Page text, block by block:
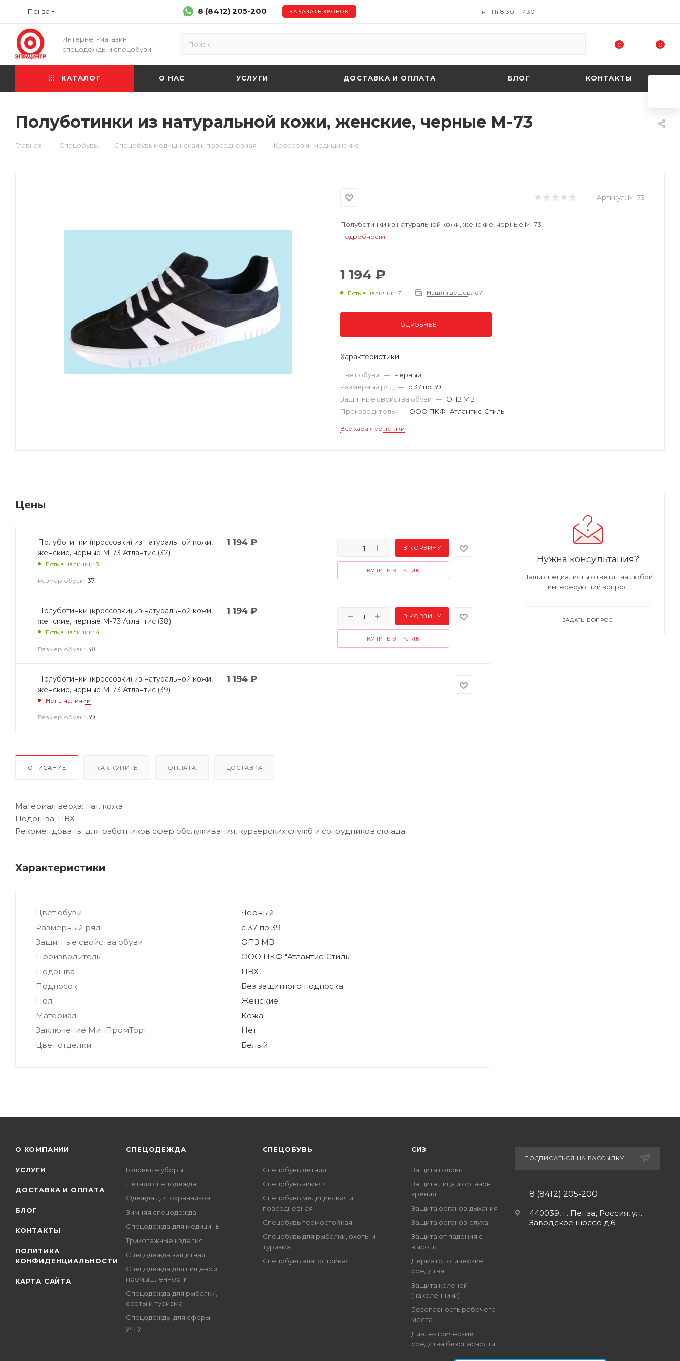
Пенза 8 (8412) 205-200 ЗАКАЗАТЬ ЗВОНОК Пн – Пт 8:30 - 17:30
Интернет-магазин
спецодежды и спецобуви
0 0
КАТАЛОГ О НАС УСЛУГИ ДОСТАВКА И ОПЛАТА БЛОГ КОНТАКТЫ
Полуботинки из натуральной кожи, женские, черные М-73
Главная — Спецобувь — Спецобувь медицинская и повседневная — Кроссовки медицинские
Артикул: М-73
Полуботинки из натуральной кожи, женские, черные М-73
Подробности
1 194 ₽
Есть в наличии: 7 Нашли дешевле?
ПОДРОБНЕЕ
Характеристики
Цвет обуви — Черный
Размерный ряд — с 37 по 39
Защитные свойства обуви — ОПЗ МВ
Производитель — ООО ПКФ "Атлантис-Стиль"
Все характеристики
Цены
Полуботинки (кроссовки) из натуральной кожи,
женские, черные М-73 Атлантис (37)
Есть в наличии: 3
Размер обуви: 37
1 194₽
В КОРЗИНУ
КУПИТЬ В 1 КЛИК
Полуботинки (кроссовки) из натуральной кожи,
женские, черные М-73 Атлантис (38)
Есть в наличии: 4
Размер обуви: 38
1 194₽
В КОРЗИНУ
КУПИТЬ В 1 КЛИК
Полуботинки (кроссовки) из натуральной кожи,
женские, черные М-73 Атлантис (39)
Нет в наличии
Размер обуви: 39
1 194₽
ОПИСАНИЕ КАК КУПИТЬ ОПЛАТА ДОСТАВКА
Материал верха: нат. кожа
Подошва: ПВХ
Рекомендованы для работников сфер обслуживания, курьерских служб и сотрудников склада.
Характеристики
Цвет обуви
Черный
Размерный ряд
с 37 по 39
Защитные свойства обуви
ОПЗ МВ
Производитель
ООО ПКФ "Атлантис-Стиль"
Подошва
ПВХ
Подносок
Без защитного подноска
Пол
Женские
Материал
Кожа
Заключение МинПромТорг
Нет
Цвет отделки
Белый
Нужна консультация?
Наши специалисты ответят на любой
интересующий вопрос
ЗАДАТЬ ВОПРОС
О КОМПАНИИ
УСЛУГИ
ДОСТАВКА И ОПЛАТА
БЛОГ
КОНТАКТЫ
ПОЛИТИКА
КОНФИДЕНЦИАЛЬНОСТИ
КАРТА САЙТА
СПЕЦОДЕЖДА
Головные уборы
Летняя спецодежда
Одежда для охранников
Зимняя спецодежда
Спецодежда для медицины
Трикотажные изделия
Спецодежда защитная
Спецодежда для пищевой
промышленности
Спецодежда для рыбалки,
охоты и туризма
Спецодежды для сферы
услуг
CПЕЦОБУВЬ
Спецобувь летняя
Спецобувь зимняя
Спецобувь медицинская и
повседневная
Спецобувь термостойкая
Спецобувь для рыбалки, охоты и
туризма
Спецобувь влагостойкая
СИЗ
Защита головы
Защита лица и органов
зрения
Защита органов дыхания
Защита органов слуха
Защита от падения с
высоты
Дерматологические
средства
Защита коленей
(наколенники)
Безопасность рабочего
места
Диэлектрические
средства безопасности
ПОДПИСАТЬСЯ НА РАССЫЛКУ
8 (8412) 205-200
440039, г. Пенза, Россия, ул.
Заводское шоссе д.6